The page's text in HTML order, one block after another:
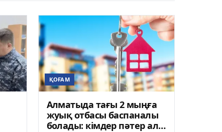
ҚОҒАМ
Алматыда тағы 2 мыңға
жуық отбасы баспаналы
болады: кімдер пәтер ала